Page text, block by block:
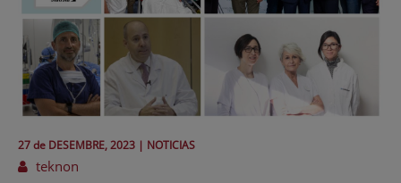
27 de DESEMBRE, 2023 | NOTICIAS
teknon